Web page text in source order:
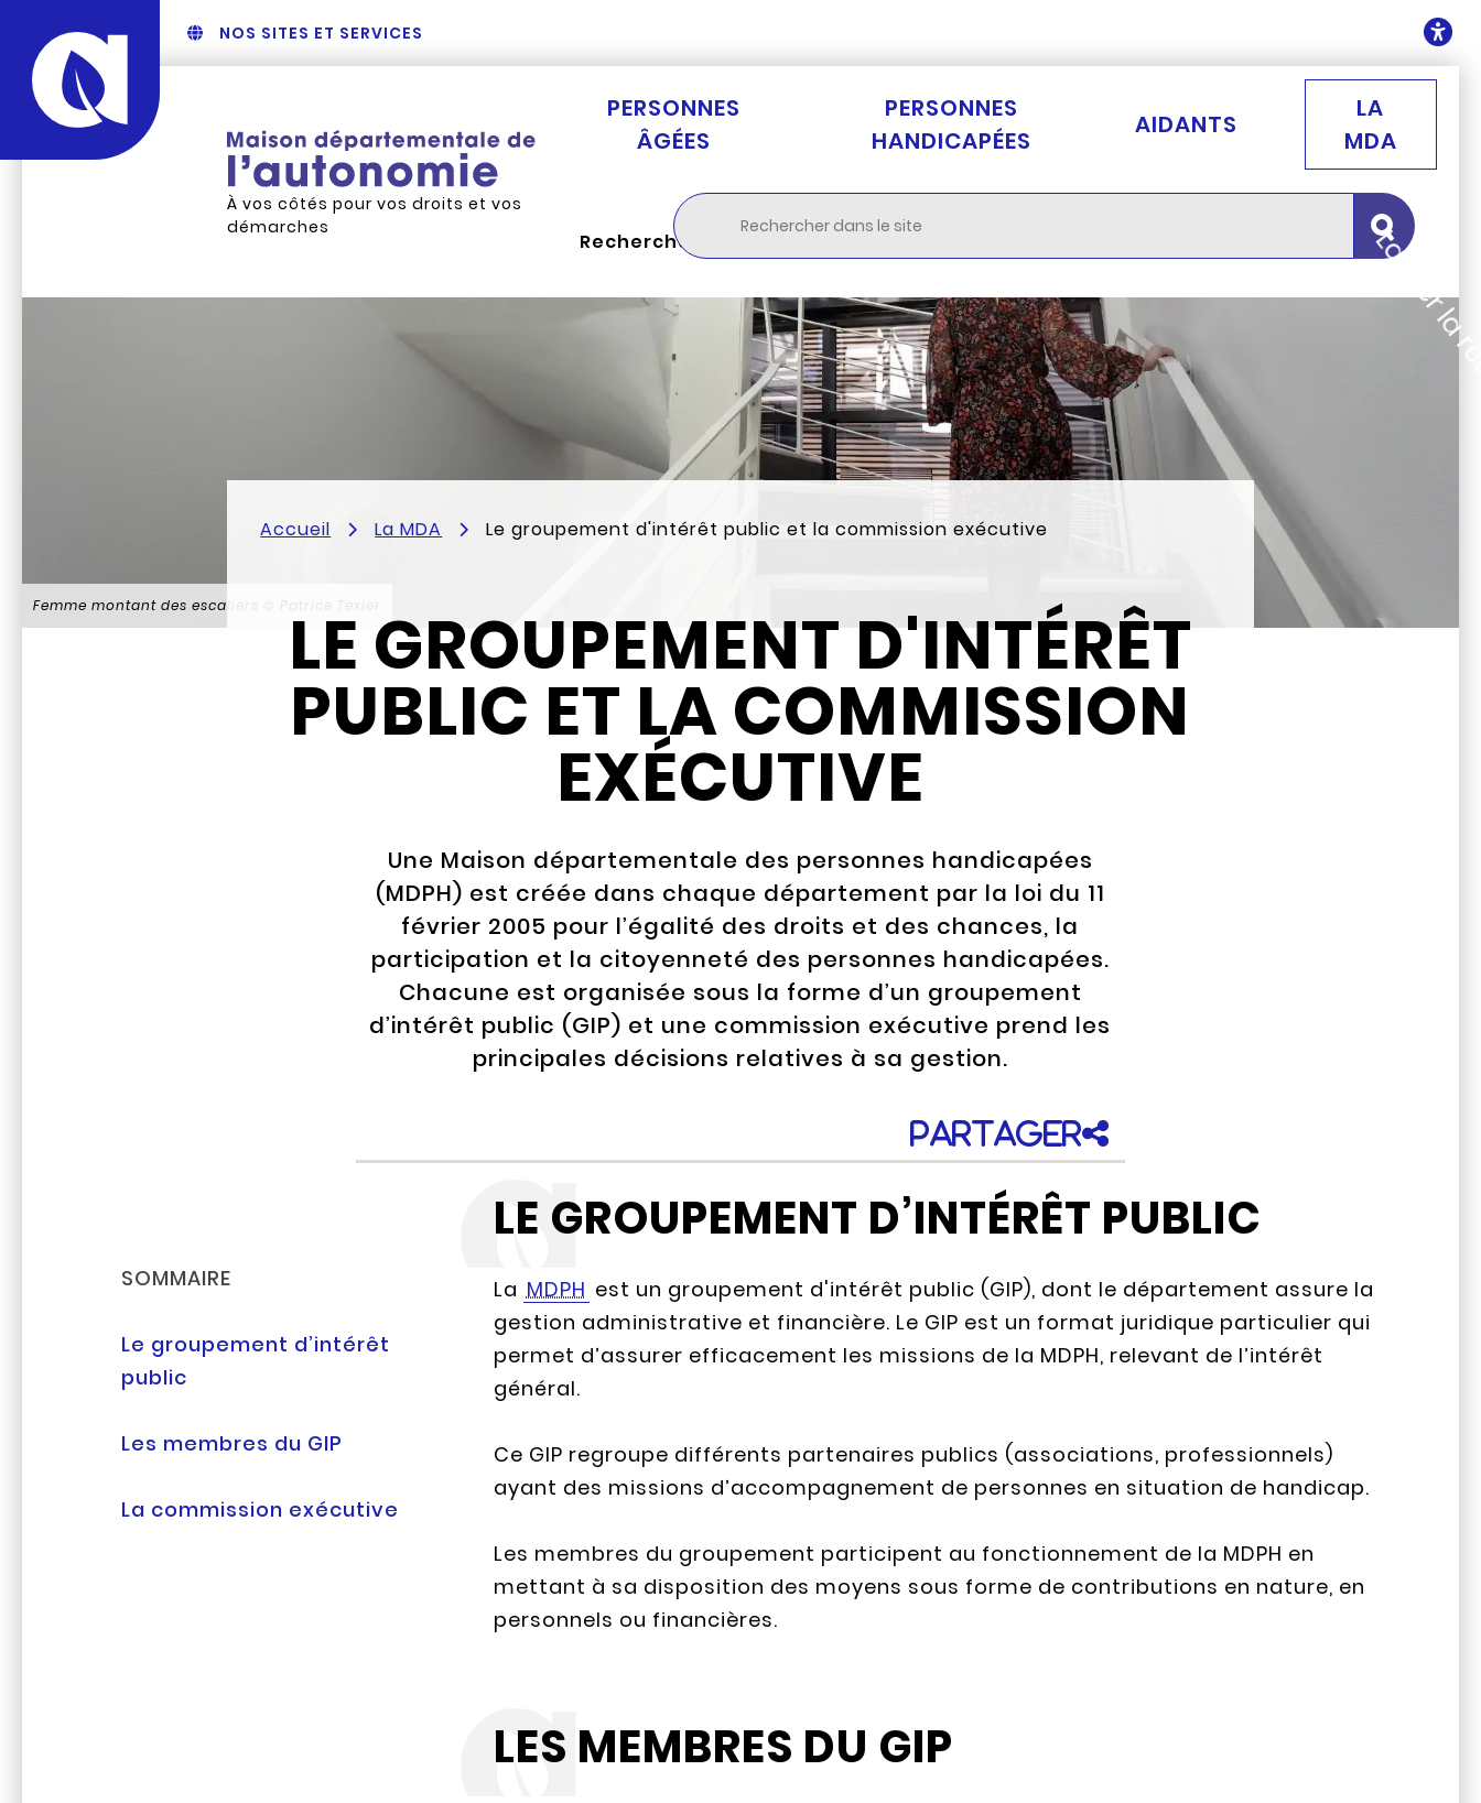
NOS SITES ET SERVICES
À vos côtés pour vos droits et vos
démarches
PERSONNES
ÂGÉES
PERSONNES
HANDICAPÉES
AIDANTS
LA
MDA
Rechercher
Femme montant des escaliers
Accueil La MDA Le groupement d'intérêt public et la commission exécutive
LE GROUPEMENT D'INTÉRÊT
PUBLIC ET LA COMMISSION
EXÉCUTIVE
Une Maison départementale des personnes handicapées
(MDPH) est créée dans chaque département par la loi du 11
février 2005 pour l’égalité des droits et des chances, la
participation et la citoyenneté des personnes handicapées.
Chacune est organisée sous la forme d’un groupement
d’intérêt public (GIP) et une commission exécutive prend les
principales décisions relatives à sa gestion.
Partager
SOMMAIRE
Le groupement d’intérêt
public
Les membres du GIP
La commission exécutive
LE GROUPEMENT D’INTÉRÊT PUBLIC
La MDPH est un groupement d'intérêt public (GIP), dont le département assure la
gestion administrative et financière. Le GIP est un format juridique particulier qui
permet d’assurer efficacement les missions de la MDPH, relevant de l’intérêt
général.
Ce GIP regroupe différents partenaires publics (associations, professionnels)
ayant des missions d’accompagnement de personnes en situation de handicap.
Les membres du groupement participent au fonctionnement de la MDPH en
mettant à sa disposition des moyens sous forme de contributions en nature, en
personnels ou financières.
LES MEMBRES DU GIP